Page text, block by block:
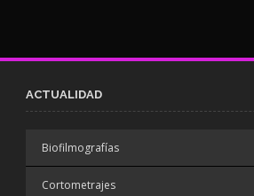
ACTUALIDAD
Biofilmografías
Cortometrajes